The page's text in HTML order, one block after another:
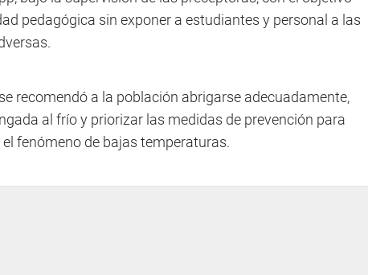
pedagógica sin exponer a estudiantes y personal a las
recomendó a la población abrigarse adecuadamente,
al frío y priorizar las medidas de prevención para
fenómeno de bajas temperaturas.